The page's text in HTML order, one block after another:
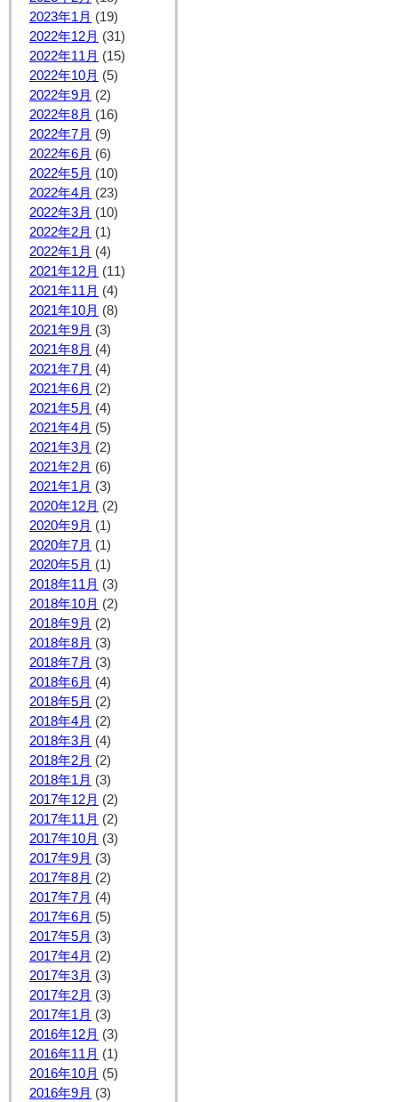
2023年1月 (19)
2022年12月 (31)
2022年11月 (15)
2022年10月 (5)
2022年9月 (2)
2022年8月 (16)
2022年7月 (9)
2022年6月 (6)
2022年5月 (10)
2022年4月 (23)
2022年3月 (10)
2022年2月 (1)
2022年1月 (4)
2021年12月 (11)
2021年11月 (4)
2021年10月 (8)
2021年9月 (3)
2021年8月 (4)
2021年7月 (4)
2021年6月 (2)
2021年5月 (4)
2021年4月 (5)
2021年3月 (2)
2021年2月 (6)
2021年1月 (3)
2020年12月 (2)
2020年9月 (1)
2020年7月 (1)
2020年5月 (1)
2018年11月 (3)
2018年10月 (2)
2018年9月 (2)
2018年8月 (3)
2018年7月 (3)
2018年6月 (4)
2018年5月 (2)
2018年4月 (2)
2018年3月 (4)
2018年2月 (2)
2018年1月 (3)
2017年12月 (2)
2017年11月 (2)
2017年10月 (3)
2017年9月 (3)
2017年8月 (2)
2017年7月 (4)
2017年6月 (5)
2017年5月 (3)
2017年4月 (2)
2017年3月 (3)
2017年2月 (3)
2017年1月 (3)
2016年12月 (3)
2016年11月 (1)
2016年10月 (5)
2016年9月 (3)